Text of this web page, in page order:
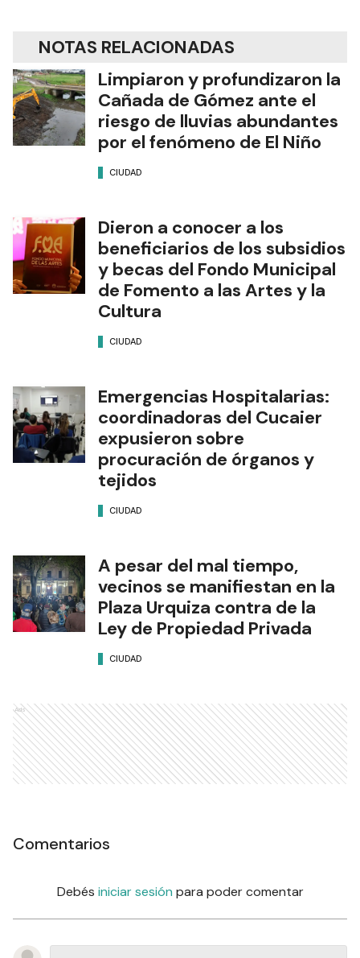
NOTAS RELACIONADAS
Limpiaron y profundizaron la
Cañada de Gómez ante el
riesgo de lluvias abundantes
por el fenómeno de El Niño
CIUDAD
Dieron a conocer a los
beneficiarios de los subsidios
y becas del Fondo Municipal
de Fomento a las Artes y la
Cultura
CIUDAD
Emergencias Hospitalarias:
coordinadoras del Cucaier
expusieron sobre
procuración de órganos y
tejidos
CIUDAD
A pesar del mal tiempo,
vecinos se manifiestan en la
Plaza Urquiza contra de la
Ley de Propiedad Privada
CIUDAD
Ads
Comentarios
Debés iniciar sesión para poder comentar